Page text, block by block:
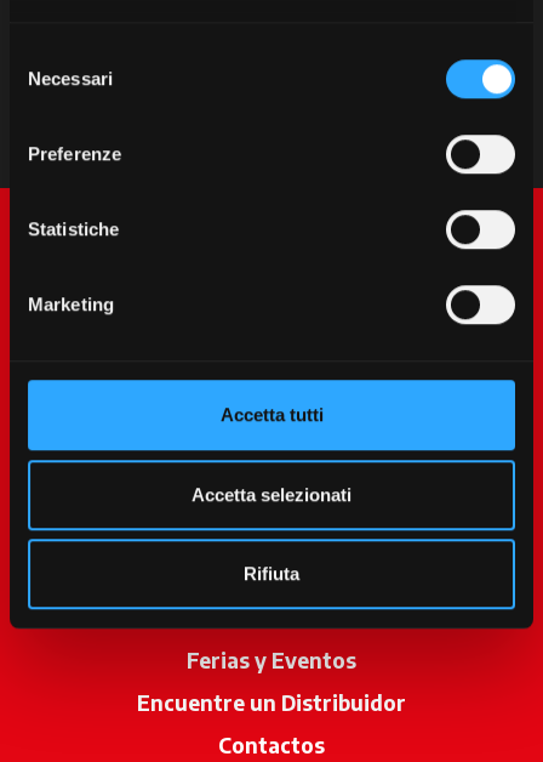
delNecessari
Preferenze
Statistiche
Marketing
Accetta tutti
Accetta selezionati
Rifiuta
Productos
Servicios
Promociones
Noticias
Ferias y Eventos
Encuentre un Distribuidor
Contactos